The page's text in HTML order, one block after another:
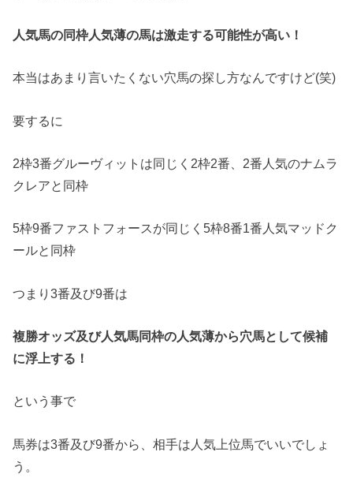
人気馬の同枠人気薄の馬は激走する可能性が高い！
本当はあまり言いたくない穴馬の探し方なんですけど(笑)
要するに
2枠3番グルーヴィットは同じく2枠2番、2番人気のナムラ
クレアと同枠
5枠9番ファストフォースが同じく5枠8番1番人気マッドク
ールと同枠
つまり3番及び9番は
複勝オッズ及び人気馬同枠の人気薄から穴馬として候補
に浮上する！
という事で
馬券は3番及び9番から、相手は人気上位馬でいいでしょ
う。